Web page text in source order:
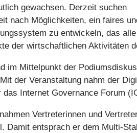
gewachsen. Derzeit suchen
nach Möglichkeiten, ein faires
zu entwickeln, das alle
der wirtschaftlichen Aktivitäten
im Mittelpunkt der
der Veranstaltung nahm der
das Internet Governance Forum
Vertreterinnen und
Damit entsprach er dem Multi-